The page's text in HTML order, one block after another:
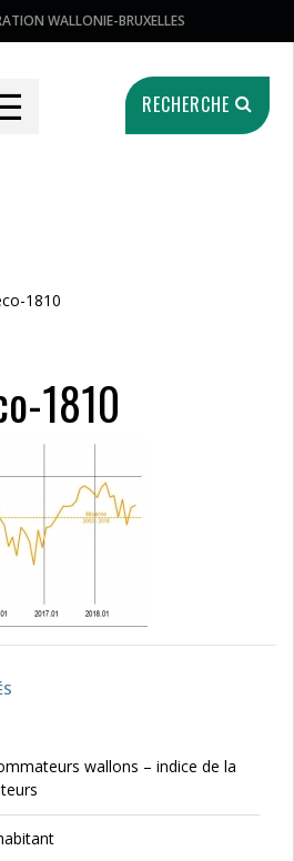
WALLONIE-BRUXELLES
RECHERCHE
1810
1810
wallons – indice de la